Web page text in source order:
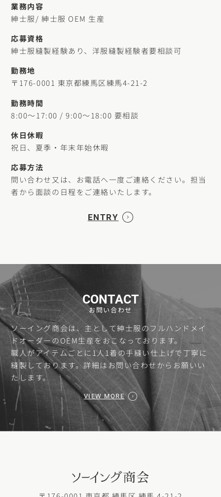
業務内容
紳士服/ 紳士服 OEM 生産
応募資格
紳士服縫製経験あり、洋服縫製経験者要相談可
勤務地
〒176-0001 東京都練馬区練馬4-21-2
勤務時間
8:00～17:00 / 9:00～18:00 要相談
休日休暇
祝日、夏季・年末年始休暇
応募方法
問い合わせ又は、お電話へ一度ご連絡ください。担当
者から面談の日程をご連絡いたします。
ENTRY
CONTACT
お問い合わせ
ソーイング商会は、主として紳士服のフルハンドメイ
ドオーダーのOEM生産をおこなっております。
職人がアイテムごとに1人1着の手縫い仕上げで丁寧に
縫製しております。詳細はお問い合わせからお願いい
たします。
VIEW MORE